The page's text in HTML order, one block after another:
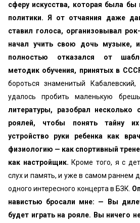
сферу искусства, которая была
политики. Я от отчаяния даже
ставил голоса, организовывал
начал учить свою дочь музыке,
полностью отказался от
методик обучения, принятых в
бороться знаменитый
удалось пробить маленькую
литературы, разобрал несколько
роялей, чтобы понять тайну
устройство руки ребенка как
физиологию — как спортив­ный
как настройщик. Кро­ме того, я с
слух и память, и уже в самом раннем
одного интересного концерта в БЗК.
навистью бросали мне: — Вы
будет играть на рояле. Вы ничего